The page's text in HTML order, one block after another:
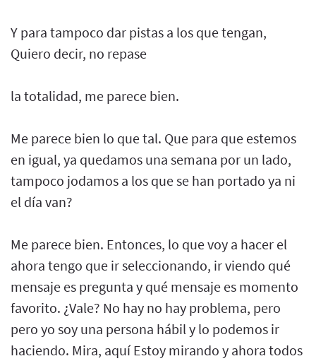
Y para tampoco dar pistas a los que tengan,
Quiero decir, no repase
la totalidad, me parece bien.
Me parece bien lo que tal. Que para que estemos
en igual, ya quedamos una semana por un lado,
tampoco jodamos a los que se han portado ya ni
el día van?
Me parece bien. Entonces, lo que voy a hacer el
ahora tengo que ir seleccionando, ir viendo qué
mensaje es pregunta y qué mensaje es momento
favorito. ¿Vale? No hay no hay problema, pero
pero yo soy una persona hábil y lo podemos ir
haciendo. Mira, aquí Estoy mirando y ahora todos